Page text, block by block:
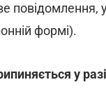
повідомлення,
формі).
у